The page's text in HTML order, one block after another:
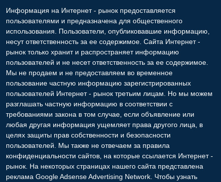
Информация на Интернет - рынок предоставляется
пользователями и предназначена для общественного
использования. Пользователи, опубликовавшие информацию,
несут ответственность за ее содержимое. Сайта Интернет -
рынок только хранит и распространяет информацию
пользователей и не несет ответственность за ее содержимое.
Мы не продаем и не предоставляем во временное
пользование частную информацию зарегистрированных
пользователей Интернет - рынок третьим лицам. Но мы можем
разглашать частную информацию в соответствии с
требованиями закона в том случае, если объявление или
любая другая информация ущемляет права другого лица, в
целях защиты прав собственности и безопасности
пользователей. Мы также не отвечаем за правила
конфиденциальности сайтов, на которые ссылается Интернет -
рынок. На некоторых страницах нашего сайта представлена
реклама Google Adsense Advertising Network. Чтобы узнать